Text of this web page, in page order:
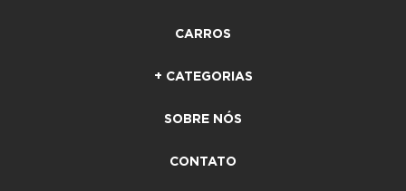
CARROS
+ CATEGORIAS
SOBRE NÓS
CONTATO